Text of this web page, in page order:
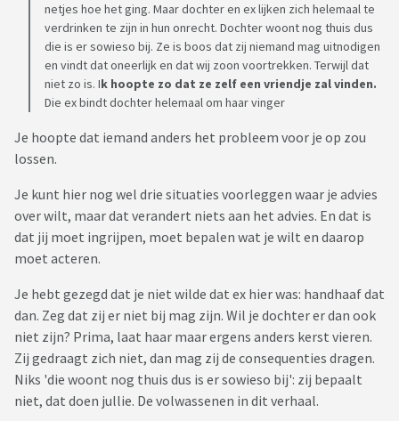
netjes hoe het ging. Maar dochter en ex lijken zich helemaal te
verdrinken te zijn in hun onrecht. Dochter woont nog thuis dus
die is er sowieso bij. Ze is boos dat zij niemand mag uitnodigen
en vindt dat oneerlijk en dat wij zoon voortrekken. Terwijl dat
niet zo is. Ik hoopte zo dat ze zelf een vriendje zal vinden.
Die ex bindt dochter helemaal om haar vinger
Je hoopte dat iemand anders het probleem voor je op zou
lossen.
Je kunt hier nog wel drie situaties voorleggen waar je advies
over wilt, maar dat verandert niets aan het advies. En dat is
dat jij moet ingrijpen, moet bepalen wat je wilt en daarop
moet acteren.
Je hebt gezegd dat je niet wilde dat ex hier was: handhaaf dat
dan. Zeg dat zij er niet bij mag zijn. Wil je dochter er dan ook
niet zijn? Prima, laat haar maar ergens anders kerst vieren.
Zij gedraagt zich niet, dan mag zij de consequenties dragen.
Niks 'die woont nog thuis dus is er sowieso bij': zij bepaalt
niet, dat doen jullie. De volwassenen in dit verhaal.